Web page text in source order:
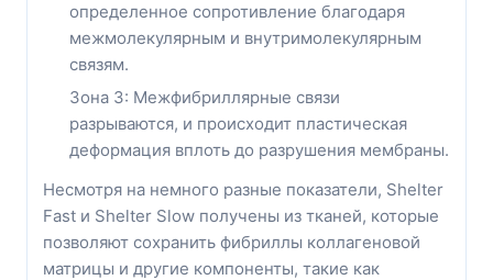
определенное сопротивление благодаря
межмолекулярным и внутримолекулярным
связям.
Зона 3: Межфибриллярные связи
разрываются, и происходит пластическая
деформация вплоть до разрушения мембраны.
Несмотря на немного разные показатели, Shelter
Fast и Shelter Slow получены из тканей, которые
позволяют сохранить фибриллы коллагеновой
матрицы и другие компоненты, такие как